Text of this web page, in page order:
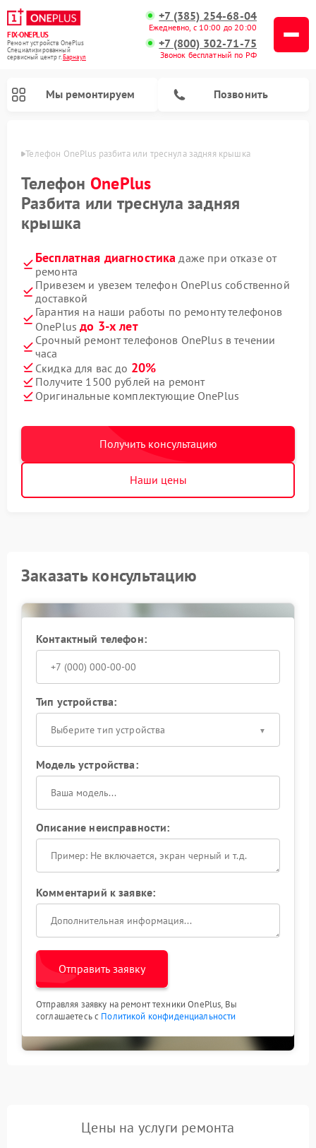
FIX-ONEPLUS
Ремонт устройств OnePlus
Специализированный
cервисный центр г.Барнаул
+7 (385) 254-68-04
Ежедневно, с 10:00 до 20:00
+7 (800) 302-71-75
Звонок бесплатный по РФ
Мы ремонтируем Позвонить
Телефон OnePlus разбита или треснула задняя крышка
Телефон OnePlus
Разбита или треснула задняя
крышка
Бесплатная диагностика даже при отказе от
ремонта
Привезем и увезем телефон OnePlus собственной
доставкой
Гарантия на наши работы по ремонту телефонов
OnePlusдо 3-х лет
Срочный ремонт телефонов OnePlus в течении
часа
Скидка для вас до 20%
Получите 1500 рублей на ремонт
Оригинальные комплектующие OnePlus
Получить консультацию
Наши цены
Заказать консультацию
Контактный телефон:
Тип устройства:
Выберите тип устройства
Модель устройства:
Описание неисправности:
Комментарий к заявке:
Отправить заявку
Отправляя заявку на ремонт техники OnePlus, Вы
соглашаетесь с Политикой конфиденциальности
Цены на услуги ремонта